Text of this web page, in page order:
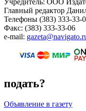
Учредитель: ООО
Главный редактор
Телефоны (383) 333-33-
Факс: (383) 333-33-06
e-mail:
подать?
Объявление в газету